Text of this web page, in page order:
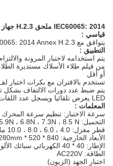
IEC60065: 2014 ملحق H.2.3 جهاز اختبار اللف
قياسي :
يتوافق مع IEC60065: 2014 Annex H.2.3
التطبيق :
يتم استخدامه لاختبار المرونة
أو أقل
تستخدم بالاقتران مع بكرات اختبار لف
يتم ضبط عدد دورات الالتفاف بشكل
LED يعرض تلقائيا ويسجل عدد اللفات
المعلمات :
سرعة الاختبار: تنظيم سرعة المحرك AC ؛
التحميل: 2.5N ، 5.9N ، 6.8N ، 7.3N ، 8.5 N
قطر مغزل: 4.0 ، 6.0 ، 8.0 ، 10.0 ملم
الأبعاد الخارجية: 840 * 520 * 1280mm
الإطار: 40 * 40 الكهربائي سبائك الألومنيوم الإطار
الطاقة: AC220V
اختبار الجهد (الزبون)